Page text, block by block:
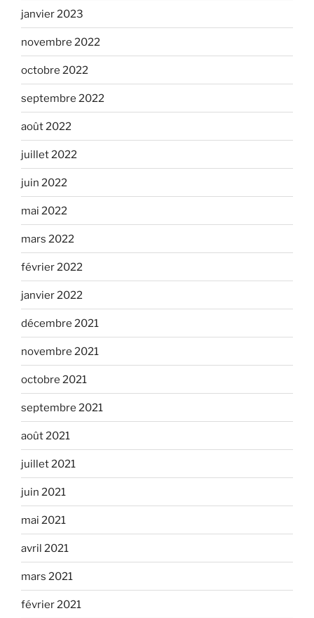
janvier 2023
novembre 2022
octobre 2022
septembre 2022
août 2022
juillet 2022
juin 2022
mai 2022
mars 2022
février 2022
janvier 2022
décembre 2021
novembre 2021
octobre 2021
septembre 2021
août 2021
juillet 2021
juin 2021
mai 2021
avril 2021
mars 2021
février 2021